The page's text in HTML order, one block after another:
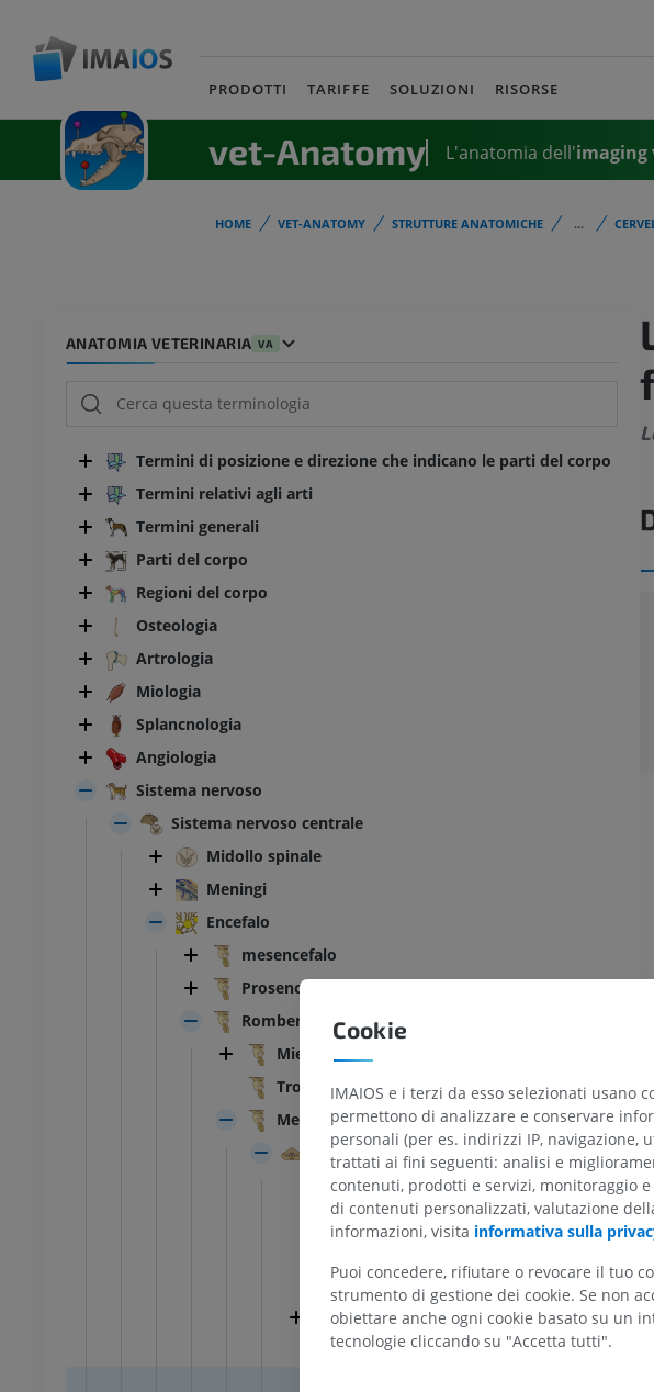
PRODOTTI TARIFFE SOLUZIONI RISORSE
vet-Anatomy L'anatomia dell'
HOME VET-ANATOMY STRUTTURE ANATOMICHE ...
ANATOMIA VETERINARIA VA
Termini di posizione e direzione che indicano le parti del corpo
Termini relativi agli arti
Termini generali
Parti del corpo
Regioni del corpo
Osteologia
Artrologia
Miologia
Splancnologia
Angiologia
Sistema nervoso
Sistema nervoso centrale
Midollo spinale
Meningi
Encefalo
mesencefalo
Prosencefalo
Rombencefalo
Mielencefalo; Midollo allungato
Tronco encefalico
Metencefalo
Cervelletto
Folia del cervelletto
Fessure cerebellari
Vallecola cerebellare
Corpo cerebellare
Fessura uvolonodale
BOVINO
Toro e mucca - Anatomia
Illustrazioni
GRATUITO
Toro e mucca - Osteologia
Illustrazioni
Cavallo -
Radiografie
GRATUITO
Cavallo -
TC
PREMIUM
Cavallo –
Illustrazioni
Cookie
IMAIOS e i terzi da esso selezionati usano
permettono di analizzare e conservare
personali (per es. indirizzi IP, navigazione,
trattati ai fini seguenti: analisi e
contenuti, prodotti e servizi, monitoraggio
di contenuti personalizzati, valutazione
informazioni, visita informativa sulla
Puoi concedere, rifiutare o revocare il tuo
strumento di gestione dei cookie. Se non
obiettare anche ogni cookie basato su un
tecnologie cliccando su "Accetta tutti".